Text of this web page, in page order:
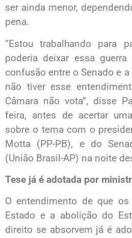
ser ainda menor,
pena.
“Estou trabalhando para
poderia deixar essa
confusão entre o Senado e
não tiver esse
Câmara não vota”, disse
feira, antes de acertar
sobre o tema com o
Motta (PP-PB), e do
(União Brasil-AP) na noite
Tese já é adotada por
O entendimento de que
Estado e a abolição do
direito se absorvem já é